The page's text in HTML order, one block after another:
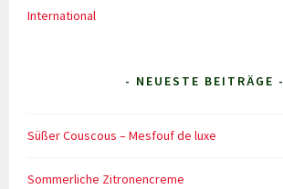
International
- NEUESTE BEITRÄGE -
Süßer Couscous – Mesfouf de luxe
Sommerliche Zitronencreme